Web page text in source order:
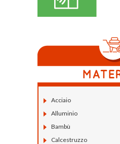
Acciaio
Alluminio
Bambù
Calcestruzzo